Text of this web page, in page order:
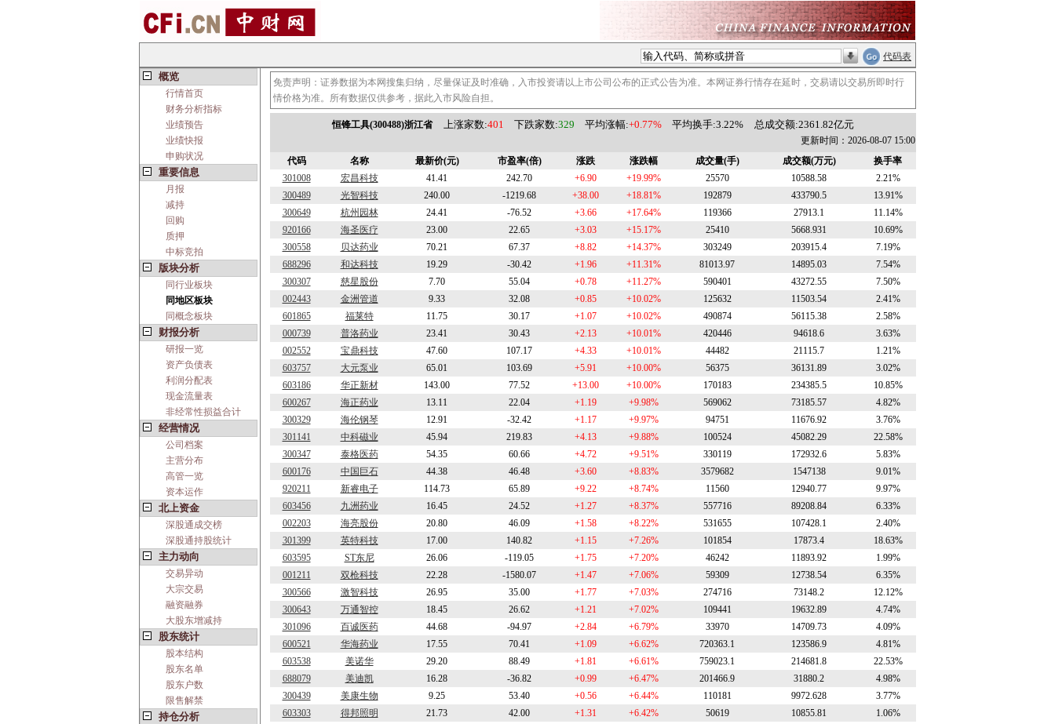
代码表
概览
行情首页
财务分析指标
业绩预告
业绩快报
申购状况
重要信息
月报
减持
回购
质押
中标竞拍
版块分析
同行业板块
同地区板块
同概念板块
财报分析
研报一览
资产负债表
利润分配表
现金流量表
非经常性损益合计
经营情况
公司档案
主营分布
高管一览
资本运作
北上资金
深股通成交榜
深股通持股统计
主力动向
交易异动
大宗交易
融资融券
大股东增减持
股东统计
股本结构
股东名单
股东户数
限售解禁
持仓分析
免责声明：证券数据为本网搜集归纳，尽量保证及时准确，入市投资请以上市公司公布的正式公告为准。本网证券行情存在延时，交易请以交易所即时行
情价格为准。所有数据仅供参考，据此入市风险自担。
恒锋工具(300488)浙江省 上涨家数:401 下跌家数:329 平均涨幅:+0.77% 平均换手:3.22% 总成交额:2361.82亿元
更新时间：2026-08-07 15:00
代码
名称 最新价(元) 市盈率(倍) 涨跌 涨跌幅 成交量(手) 成交额(万元)
换手率
301008
宏昌科技 41.41 242.70 +6.90 +19.99% 25570 10588.58
2.21%
300489
光智科技 240.00 -1219.68 +38.00 +18.81% 192879 433790.5
13.91%
300649
杭州园林 24.41 -76.52 +3.66 +17.64% 119366 27913.1
11.14%
920166
海圣医疗 23.00 22.65 +3.03 +15.17% 25410 5668.931
10.69%
300558
贝达药业 70.21 67.37 +8.82 +14.37% 303249 203915.4
7.19%
688296
和达科技 19.29 -30.42 +1.96 +11.31% 81013.97 14895.03
7.54%
300307
慈星股份 7.70 55.04 +0.78 +11.27% 590401 43272.55
7.50%
002443
金洲管道 9.33 32.08 +0.85 +10.02% 125632 11503.54
2.41%
601865
福莱特 11.75 30.17 +1.07 +10.02% 490874 56115.38
2.58%
000739
普洛药业 23.41 30.43 +2.13 +10.01% 420446 94618.6
3.63%
002552
宝鼎科技 47.60 107.17 +4.33 +10.01% 44482 21115.7
1.21%
603757
大元泵业 65.01 103.69 +5.91 +10.00% 56375 36131.89
3.02%
603186
华正新材 143.00 77.52 +13.00 +10.00% 170183 234385.5
10.85%
600267
海正药业 13.11 22.04 +1.19 +9.98% 569062 73185.57
4.82%
300329
海伦钢琴 12.91 -32.42 +1.17 +9.97% 94751 11676.92
3.76%
301141
中科磁业 45.94 219.83 +4.13 +9.88% 100524 45082.29
22.58%
300347
泰格医药 54.35 60.66 +4.72 +9.51% 330119 172932.6
5.83%
600176
中国巨石 44.38 46.48 +3.60 +8.83% 3579682 1547138
9.01%
920211
新睿电子 114.73 65.89 +9.22 +8.74% 11560 12940.77
9.97%
603456
九洲药业 16.45 24.52 +1.27 +8.37% 557716 89208.84
6.33%
002203
海亮股份 20.80 46.09 +1.58 +8.22% 531655 107428.1
2.40%
301399
英特科技 17.00 140.82 +1.15 +7.26% 101854 17873.4
18.63%
603595
ST东尼 26.06 -119.05 +1.75 +7.20% 46242 11893.92
1.99%
001211
双枪科技 22.28 -1580.07 +1.47 +7.06% 59309 12738.54
6.35%
300566
激智科技 26.95 35.00 +1.77 +7.03% 274716 73148.2
12.12%
300643
万通智控 18.45 26.62 +1.21 +7.02% 109441 19632.89
4.74%
301096
百诚医药 44.68 -94.97 +2.84 +6.79% 33970 14709.73
4.09%
600521
华海药业 17.55 70.41 +1.09 +6.62% 720363.1 123586.9
4.81%
603538
美诺华 29.20 88.49 +1.81 +6.61% 759023.1 214681.8
22.53%
688079
美迪凯 16.28 -36.82 +0.99 +6.47% 201466.9 31880.2
4.98%
300439
美康生物 9.25 53.40 +0.56 +6.44% 110181 9972.628
3.77%
603303
得邦照明 21.73 42.00 +1.31 +6.42% 50619 10855.81
1.06%